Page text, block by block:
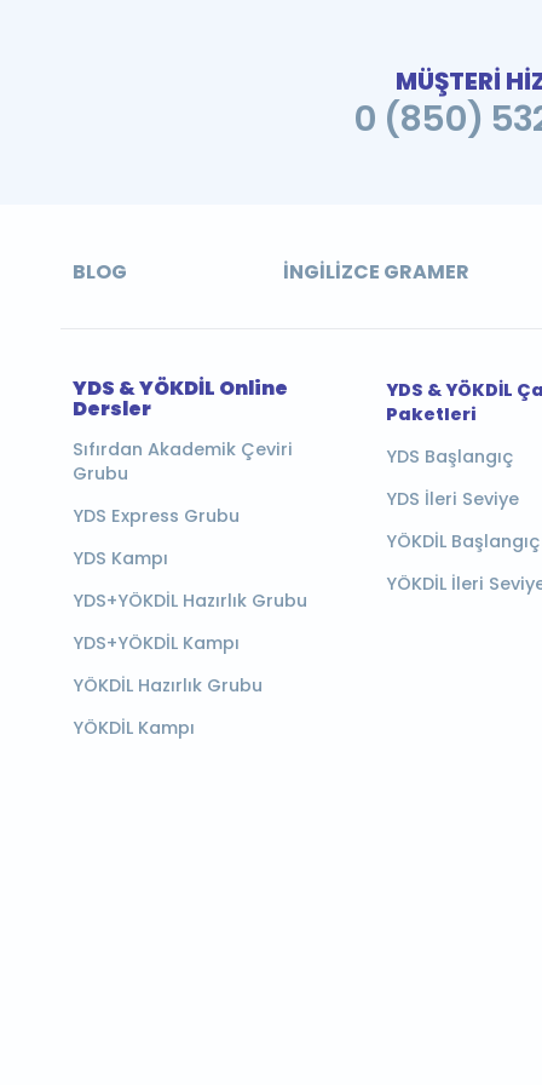
MÜŞTERİ
0 (850)
BLOG İNGILIZCE GRAMER
YDS & YÖKDİL Online
Dersler
Sıfırdan Akademik Çeviri
Grubu
YDS Express Grubu
YDS Kampı
YDS+YÖKDİL Hazırlık Grubu
YDS+YÖKDİL Kampı
YÖKDİL Hazırlık Grubu
YÖKDİL Kampı
YDS & YÖKDİL
Paketleri
YDS Başlangıç
YDS İleri Seviye
YÖKDİL Başlangıç
YÖKDİL İleri